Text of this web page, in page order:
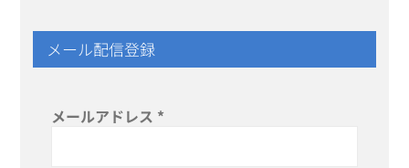
メール配信登録
メールアドレス *